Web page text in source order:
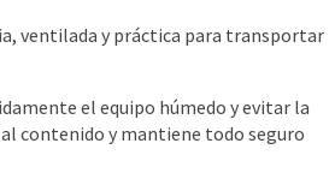
ventilada y práctica para transportar
el equipo húmedo y evitar la
contenido y mantiene todo seguro